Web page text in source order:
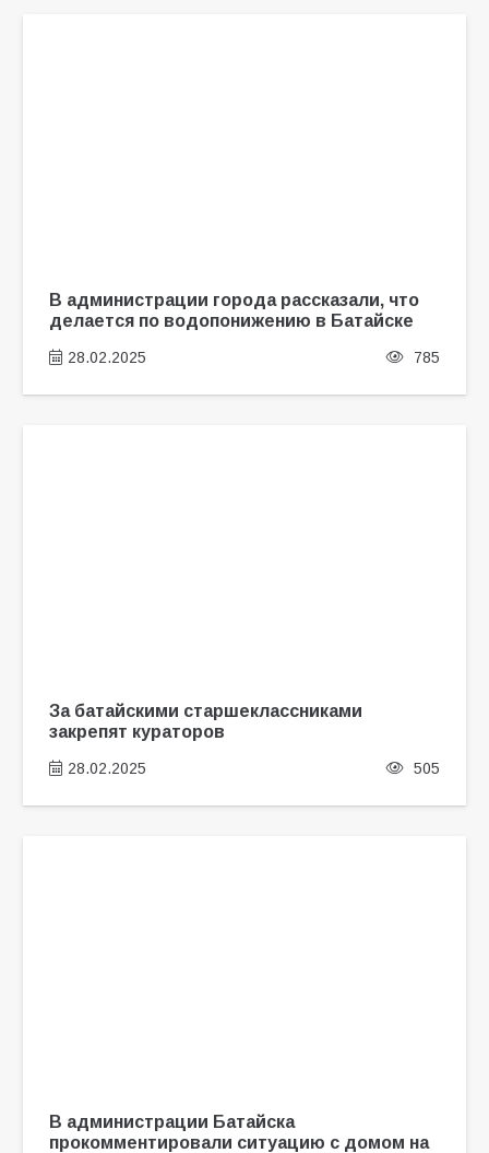
В администрации города рассказали, что
делается по водопонижению в Батайске
28.02.2025 785
За батайскими старшеклассниками
закрепят кураторов
28.02.2025 505
В администрации Батайска
прокомментировали ситуацию с домом на